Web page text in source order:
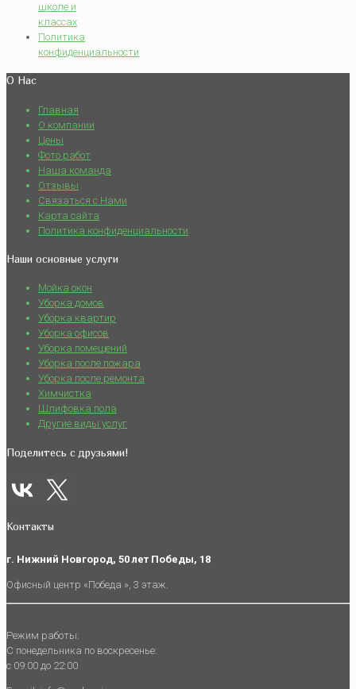
школе и
классах
Политика
конфиденциальности
О Нас
Главная
О компании
Цены
Фото работ
Наша команда
Отзывы
Связаться с Нами
Карта сайта
Политика конфиденциальности
Наши основные услуги
Мойка окон
Уборка домов
Уборка квартир
Уборка офисов
Уборка помещений
Уборка после пожара
Уборка после ремонта
Химчистка
Шлифовка пола
Другие виды услуг
Поделитесь с друзьями!
Контакты
г. Нижний Новгород, 50 лет Победы, 18
Офисный центр «Победа », 3 этаж.
Режим работы:
С понедельника по воскресенье:
с 09:00 до 22:00